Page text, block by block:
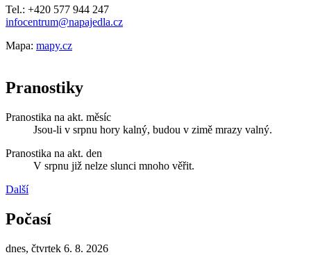
Tel.: +420 577 944 247
infocentrum@napajedla.cz
Mapa: mapy.cz
Pranostiky
Pranostika na akt. měsíc
Jsou-li v srpnu hory kalný, budou v zimě mrazy valný.
Pranostika na akt. den
V srpnu již nelze slunci mnoho věřit.
Další
Počasí
dnes, čtvrtek 6. 8. 2026